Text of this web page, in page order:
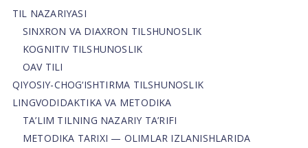
TIL NAZARIYASI
SINXRON VA DIAXRON TILSHUNOSLIK
KOGNITIV TILSHUNOSLIK
OAV TILI
QIYOSIY-CHOG‘ISHTIRMA TILSHUNOSLIK
LINGVODIDAKTIKA VA METODIKA
TA’LIM TILNING NAZARIY TA’RIFI
METODIKA TARIXI — OLIMLAR IZLANISHLARIDA